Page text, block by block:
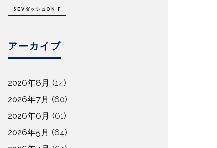
SEVダッシュON F
アーカイブ
2026年8月 (14)
2026年7月 (60)
2026年6月 (61)
2026年5月 (64)